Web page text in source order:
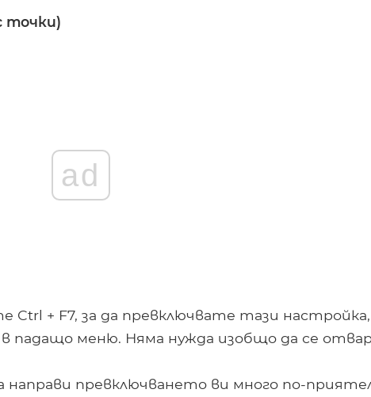
точки)
ad
+ F7, за да превключвате тази настройка,
падащо меню. Няма нужда изобщо да се
направи превключването ви много по-